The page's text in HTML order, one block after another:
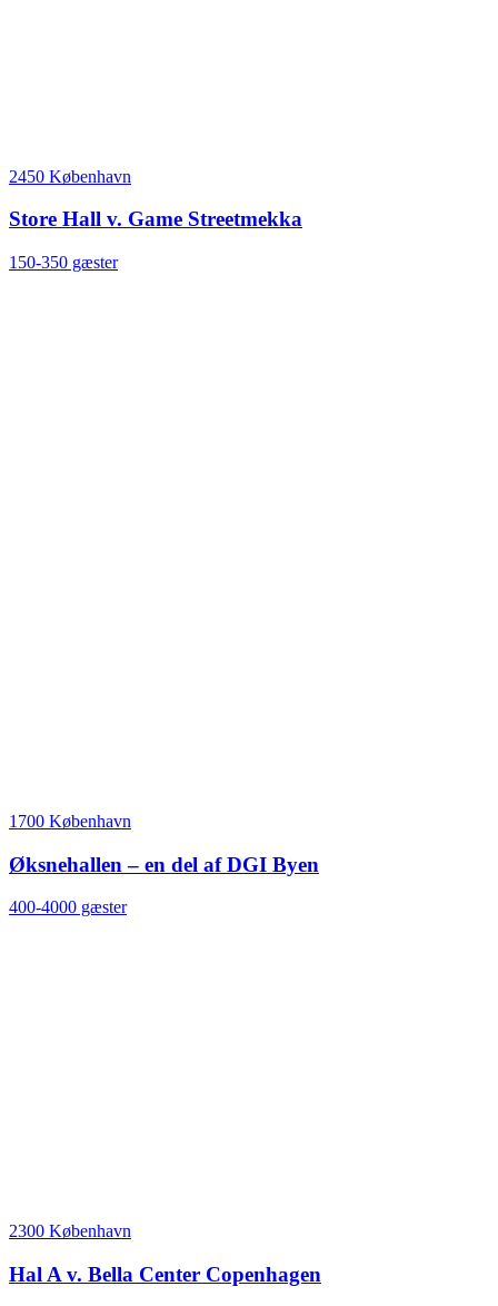
2450 København
Store Hall v. Game Streetmekka
150-350 gæster
1700 København
Øksnehallen – en del af DGI Byen
400-4000 gæster
2300 København
Hal A v. Bella Center Copenhagen